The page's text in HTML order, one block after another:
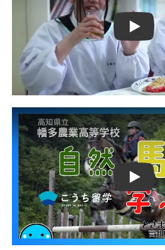
Play
Play